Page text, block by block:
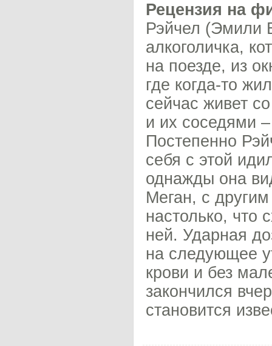
Рецензия на
Рэйчел (Эмили
алкоголичка,
на поезде, из
где когда-то
сейчас живет
и их соседями
Постепенно
себя с этой
однажды она
Меган, с
настолько, что
ней. Ударная
на следующее
крови и без
закончился
становится